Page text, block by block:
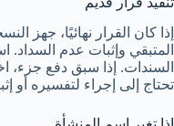
إذا كان القرار نهائيًا، جهز
المتبقي وإثبات عدم
السندات. إذا سبق دفع جزء،
تحتاج إلى إجراء لتفسيره أو